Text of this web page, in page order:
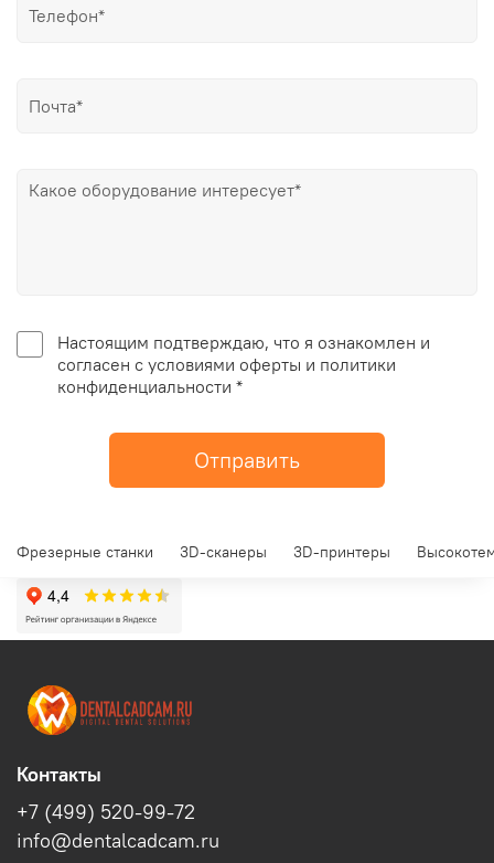
Настоящим подтверждаю, что я ознакомлен и
согласен с условиями оферты и политики
конфиденциальности *
Отправить
Фрезерные станки 3D-сканеры 3D-принтеры
Контакты
+7 (499) 520-99-72
info@dentalcadcam.ru